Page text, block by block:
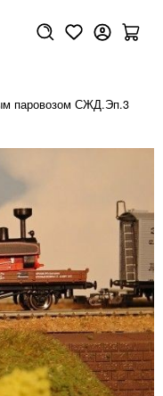
паровозом СЖД.Эп.3